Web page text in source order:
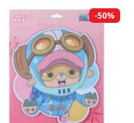
-50%